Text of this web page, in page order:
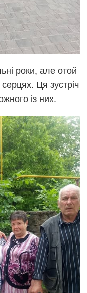
роки, але отой
Ця зустріч
із них.